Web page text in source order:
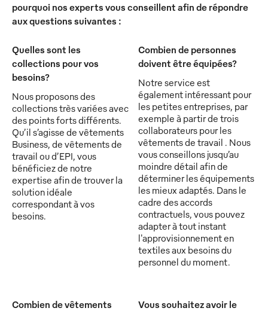
pourquoi nos experts vous conseillent afin de répondre
aux questions suivantes :
Quelles sont les
collections pour vos
besoins?
Nous proposons des
collections très variées avec
des points forts différents.
Qu’il s’agisse de vêtements
Business, de vêtements de
travail ou d’EPI, vous
bénéficiez de notre
expertise afin de trouver la
solution idéale
correspondant à vos
besoins.
Combien de personnes
doivent être équipées?
Notre service est
également intéressant pour
les petites entreprises, par
exemple à partir de trois
collaborateurs pour les
vêtements de travail . Nous
vous conseillons jusqu’au
moindre détail afin de
déterminer les équipements
les mieux adaptés. Dans le
cadre des accords
contractuels, vous pouvez
adapter à tout instant
l'approvisionnement en
textiles aux besoins du
personnel du moment.
Combien de vêtements
Vous souhaitez avoir le